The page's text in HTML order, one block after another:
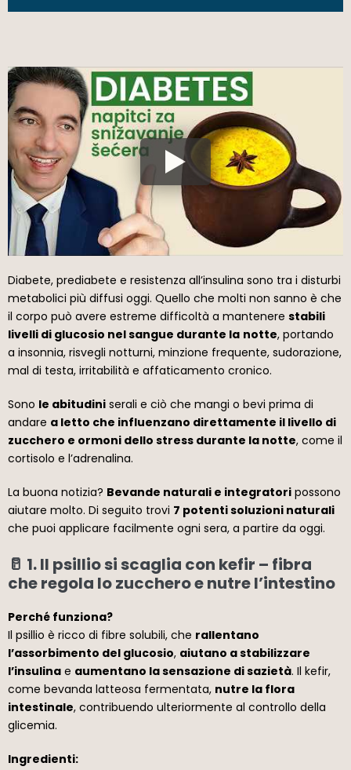
Diabete, prediabete e resistenza all’insulina sono tra i disturbi
metabolici più diffusi oggi. Quello che molti non sanno è che
il corpo può avere estreme difficoltà a mantenere stabili
livelli di glucosio nel sangue durante la notte, portando
a insonnia, risvegli notturni, minzione frequente, sudorazione,
mal di testa, irritabilità e affaticamento cronico.
Sono le abitudini serali e ciò che mangi o bevi prima di
andare a letto che influenzano direttamente il livello di
zucchero e ormoni dello stress durante la notte, come il
cortisolo e l’adrenalina.
La buona notizia? Bevande naturali e integratori possono
aiutare molto. Di seguito trovi 7 potenti soluzioni naturali
che puoi applicare facilmente ogni sera, a partire da oggi.
🥛 1. Il psillio si scaglia con kefir – fibra
che regola lo zucchero e nutre l’intestino
Perché funziona?
Il psillio è ricco di fibre solubili, che rallentano
l’assorbimento del glucosio, aiutano a stabilizzare
l’insulina e aumentano la sensazione di sazietà. Il kefir,
come bevanda latteosa fermentata, nutre la flora
intestinale, contribuendo ulteriormente al controllo della
glicemia.
Ingredienti: